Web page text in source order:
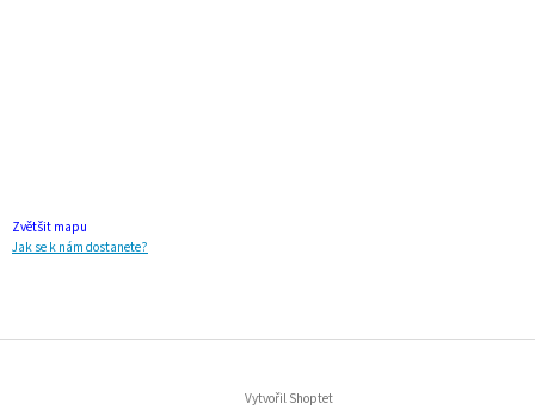
Zvětšit mapu
Jak se k nám dostanete?
Vytvořil Shoptet